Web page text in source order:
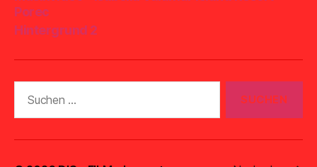
Porec
Hintergrund 2
nach: